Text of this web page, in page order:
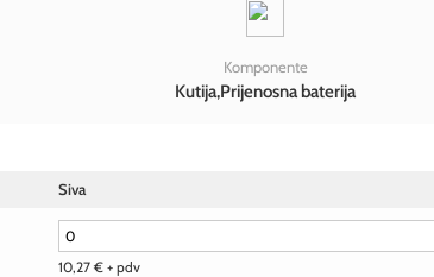
Komponente
Kutija,Prijenosna baterija
Siva
10,27 € + pdv